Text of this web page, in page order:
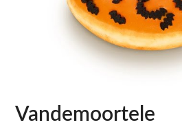
Vandemoortele